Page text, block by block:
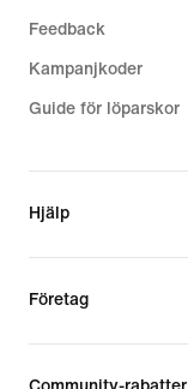
Feedback
Kampanjkoder
Guide för löparskor
Hjälp
Företag